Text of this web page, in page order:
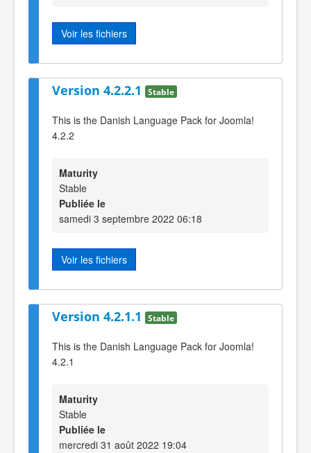
Voir les fichiers
Version 4.2.2.1 Stable
This is the Danish Language Pack for Joomla!
4.2.2
Maturity
Stable
Publiée le
samedi 3 septembre 2022 06:18
Voir les fichiers
Version 4.2.1.1 Stable
This is the Danish Language Pack for Joomla!
4.2.1
Maturity
Stable
Publiée le
mercredi 31 août 2022 19:04